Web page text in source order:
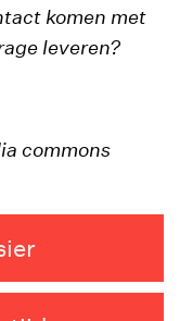
komen met
leveren?
commons